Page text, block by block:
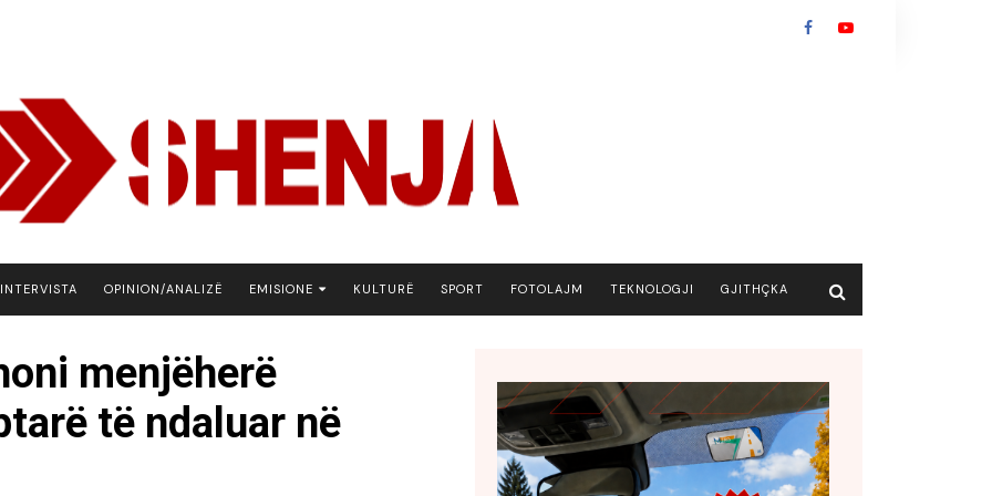
INTERVISTA OPINION/ANALIZË EMISIONE
BOTA NE FOKUS
EKONOMIKS
KULTURË SPORT FOTOLAJM TEKNOLOGJI GJITHÇKA
menjëherë
të ndaluar në